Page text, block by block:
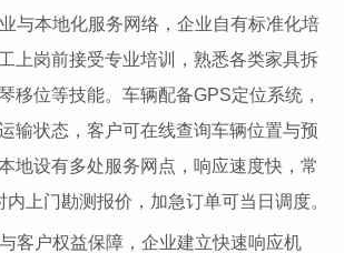
本地化服务网络，企业自有标准化培
上岗前接受专业培训，熟悉各类家具拆
移位等技能。车辆配备GPS定位系统，
输状态，客户可在线查询车辆位置与预
地设有多处服务网点，响应速度快，常
上门勘测报价，加急订单可当日调度。
户权益保障，企业建立快速响应机